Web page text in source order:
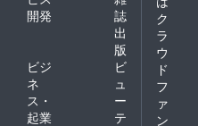
開発
誌
出
版
ビジ
ネ
ス・
起業
ビ
ュ
ー
テ
ク
ラ
ウ
ド
フ
ァ
ン